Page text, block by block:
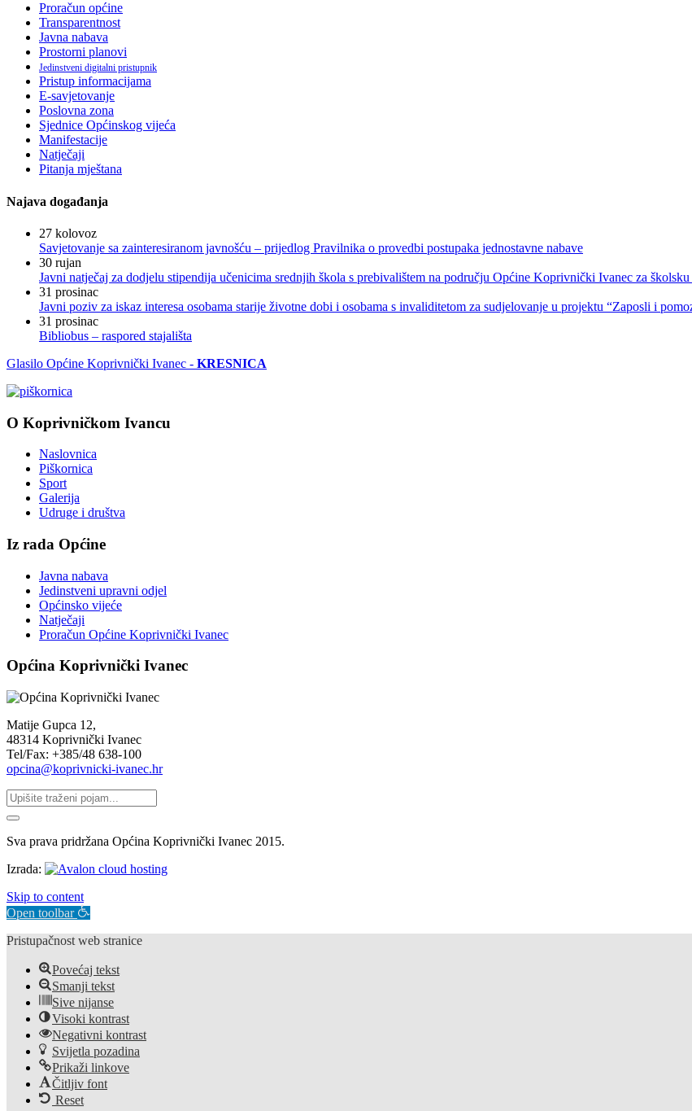
Proračun općine
Transparentnost
Javna nabava
Prostorni planovi
Jedinstveni digitalni pristupnik
Pristup informacijama
E-savjetovanje
Poslovna zona
Sjednice Općinskog vijeća
Manifestacije
Natječaji
Pitanja mještana
Najava događanja
27 kolovoz
Savjetovanje sa zainteresiranom javnošću – prijedlog Pravilnika o provedbi postupaka jednostavne nabave
30 rujan
Javni natječaj za dodjelu stipendija učenicima srednjih škola s prebivalištem na području Općine Koprivnički Ivanec za
31 prosinac
Javni poziv za iskaz interesa osobama starije životne dobi i osobama s invaliditetom za sudjelovanje u projektu “Zaposli i
31 prosinac
Bibliobus – raspored stajališta
Glasilo Općine Koprivnički Ivanec - KRESNICA
O Koprivničkom Ivancu
Naslovnica
Piškornica
Sport
Galerija
Udruge i društva
Iz rada Općine
Javna nabava
Jedinstveni upravni odjel
Općinsko vijeće
Natječaji
Proračun Općine Koprivnički Ivanec
Općina Koprivnički Ivanec
Matije Gupca 12,
48314 Koprivnički Ivanec
Tel/Fax: +385/48 638-100
opcina@koprivnicki-ivanec.hr
Sva prava pridržana Općina Koprivnički Ivanec 2015.
Izrada:
Skip to content
Open toolbar
Pristupačnost web stranice
Povećaj tekst
Smanji tekst
Sive nijanse
Visoki kontrast
Negativni kontrast
Svijetla pozadina
Prikaži linkove
Čitljiv font
Reset